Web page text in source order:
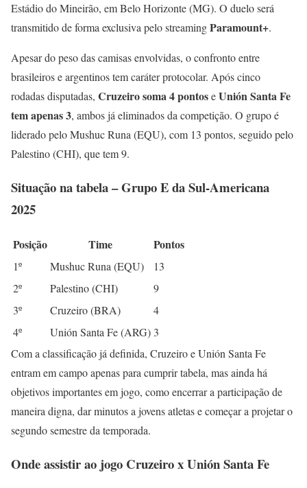
Estádio do Mineirão, em Belo Horizonte (MG). O duelo será
transmitido de forma exclusiva pelo streamingParamount+.
Apesar do peso das camisas envolvidas, o confronto entre
brasileiros e argentinos tem caráter protocolar. Após cinco
rodadas disputadas, Cruzeiro soma 4 pontoseUnión Santa Fe
tem apenas 3, ambos já eliminados da competição. O grupo é
liderado pelo Mushuc Runa (EQU), com 13 pontos, seguido pelo
Palestino (CHI), que tem 9.
Situação na tabela – Grupo E da Sul-Americana
2025
Posição Time Pontos
1º Mushuc Runa (EQU)
13
2º
Palestino (CHI)
9
3º
Cruzeiro (BRA)
4
4º
Unión Santa Fe (ARG) 3
Com a classificação já definida, Cruzeiro e Unión Santa Fe
entram em campo apenas para cumprir tabela, mas ainda há
objetivos importantes em jogo, como encerrar a participação de
maneira digna, dar minutos a jovens atletas e começar a projetar o
segundo semestre da temporada.
Onde assistir ao jogo Cruzeiro x Unión Santa Fe